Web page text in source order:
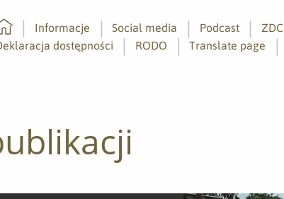
główna
Informacje Social media Podcast ZDC
dostępności
RODO Translate page